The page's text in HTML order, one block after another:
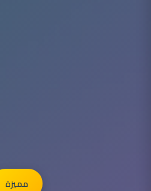
مميزة